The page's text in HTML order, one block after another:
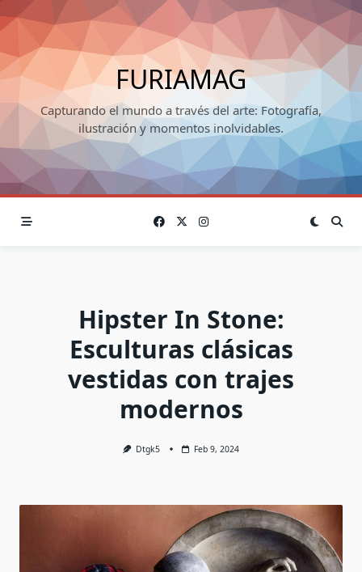
Skip
to
content
FURIAMAG
Capturando el mundo a través del arte: Fotografía,
ilustración y momentos inolvidables.
Hipster In Stone:
Esculturas clásicas
vestidas con trajes
modernos
Dtgk5 Feb 9, 2024